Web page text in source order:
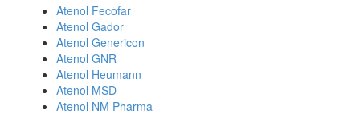
Atenol Fecofar
Atenol Gador
Atenol Genericon
Atenol GNR
Atenol Heumann
Atenol MSD
Atenol NM Pharma